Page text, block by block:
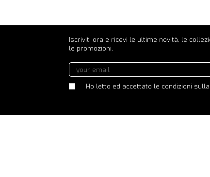
Iscriviti ora e ricevi le ultime novità, le
le promozioni.
Ho letto ed accettato le condizioni sulla